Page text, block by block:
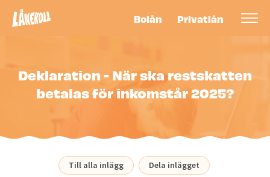
Bolån Privatlån
Deklaration - När ska restskatten
betalas för inkomstår 2025?
Till alla inlägg Dela inlägget